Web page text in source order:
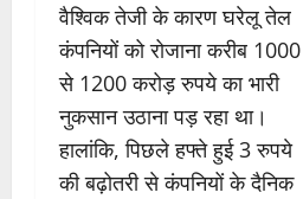
वैश्विक तेजी के कारण घरेलू तेल
कंपनियों को रोजाना करीब 1000
से 1200 करोड़ रुपये का भारी
नुकसान उठाना पड़ रहा था।
हालांकि, पिछले हफ्ते हुई 3 रुपये
की बढ़ोतरी से कंपनियों के दैनिक